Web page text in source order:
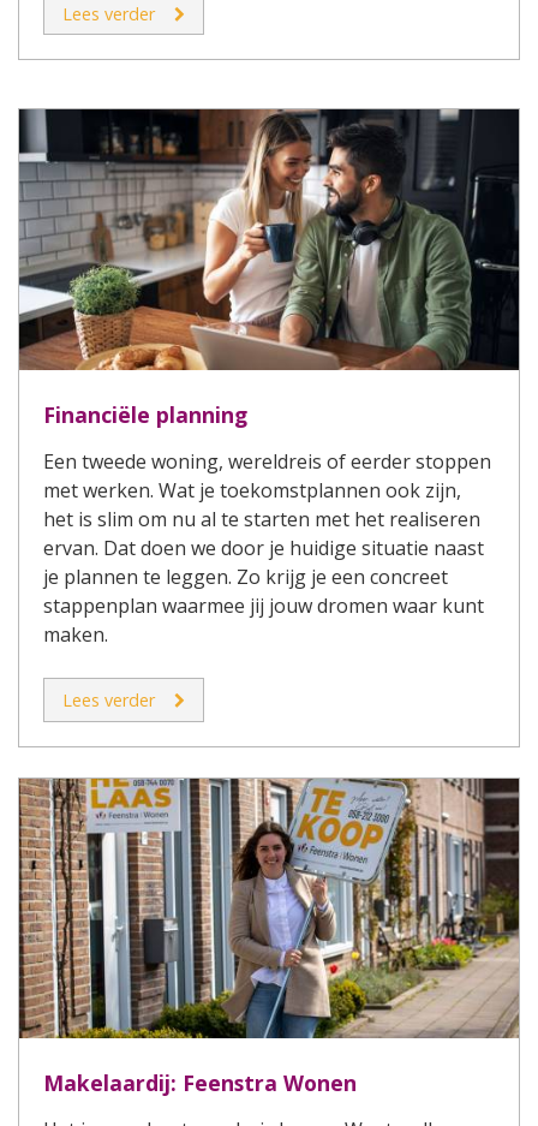
Lees verder
Financiële planning
Een tweede woning, wereldreis of eerder stoppen
met werken. Wat je toekomstplannen ook zijn,
het is slim om nu al te starten met het realiseren
ervan. Dat doen we door je huidige situatie naast
je plannen te leggen. Zo krijg je een concreet
stappenplan waarmee jij jouw dromen waar kunt
maken.
Lees verder
Makelaardij: Feenstra Wonen